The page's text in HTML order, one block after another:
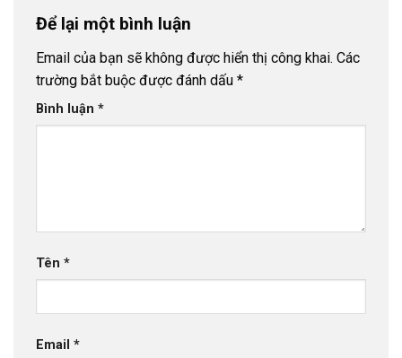
Để lại một bình luận
Email của bạn sẽ không được hiển thị công khai. Các
trường bắt buộc được đánh dấu *
Bình luận *
Tên *
Email *